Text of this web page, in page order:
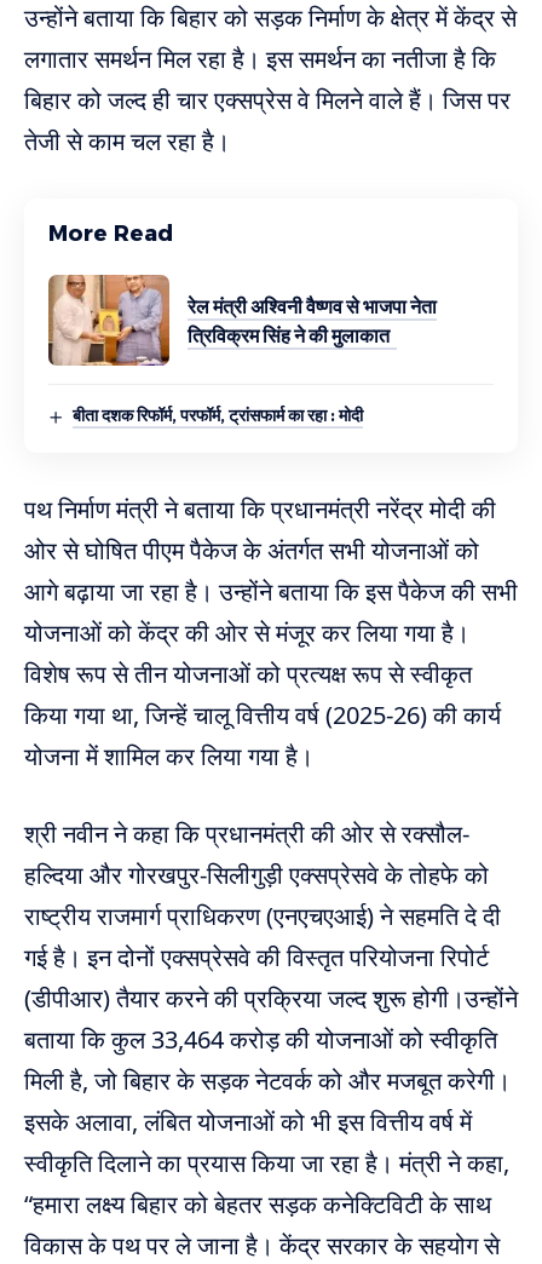
उन्होंने बताया कि बिहार को सड़क निर्माण के क्षेत्र में केंद्र से
लगातार समर्थन मिल रहा है। इस समर्थन का नतीजा है कि
बिहार को जल्‍द ही चार एक्‍सप्रेस वे मिलने वाले हैं। जिस पर
तेजी से काम चल रहा है।
More Read
रेल मंत्री अश्विनी वैष्णव से भाजपा नेता
त्रिविक्रम सिंह ने की मुलाकात
बीता दशक रिफॉर्म, परफॉर्म, ट्रांसफार्म का रहा : मोदी
पथ निर्माण मंत्री ने बताया कि प्रधानमंत्री नरेंद्र मोदी की
ओर से घोषित पीएम पैकेज के अंतर्गत सभी योजनाओं को
आगे बढ़ाया जा रहा है। उन्होंने बताया कि इस पैकेज की सभी
योजनाओं को केंद्र की ओर से मंजूर कर लिया गया है।
विशेष रूप से तीन योजनाओं को प्रत्यक्ष रूप से स्वीकृत
किया गया था, जिन्हें चालू वित्तीय वर्ष (2025-26) की कार्य
योजना में शामिल कर लिया गया है।
श्री नवीन ने कहा कि प्रधानमंत्री की ओर से रक्सौल-
हल्दिया और गोरखपुर-सिलीगुड़ी एक्सप्रेसवे के तोहफे को
राष्ट्रीय राजमार्ग प्राधिकरण (एनएचएआई) ने सहमति दे दी
गई है। इन दोनों एक्सप्रेसवे की विस्तृत परियोजना रिपोर्ट
(डीपीआर) तैयार करने की प्रक्रिया जल्द शुरू होगी।उन्होंने
बताया कि कुल 33,464 करोड़ की योजनाओं को स्वीकृति
मिली है, जो बिहार के सड़क नेटवर्क को और मजबूत करेगी।
इसके अलावा, लंबित योजनाओं को भी इस वित्तीय वर्ष में
स्वीकृति दिलाने का प्रयास किया जा रहा है। मंत्री ने कहा,
“हमारा लक्ष्य बिहार को बेहतर सड़क कनेक्टिविटी के साथ
विकास के पथ पर ले जाना है। केंद्र सरकार के सहयोग से